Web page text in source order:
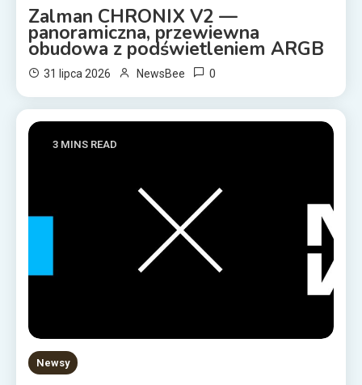
Zalman CHRONIX V2 —
panoramiczna, przewiewna
obudowa z podświetleniem ARGB
31 lipca 2026 NewsBee 0
3 MINS READ
Newsy